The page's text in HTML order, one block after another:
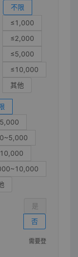
不限
≤1,000
≤2,000
≤5,000
≤10,000
其他
是
否
需要登